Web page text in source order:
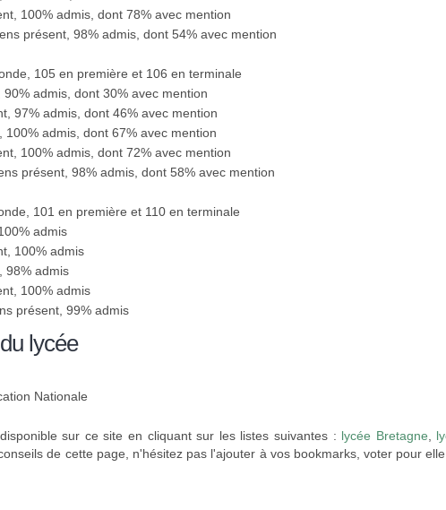
100% admis, dont 78% avec mention
présent, 98% admis, dont 54% avec mention
105 en première et 106 en terminale
admis, dont 30% avec mention
97% admis, dont 46% avec mention
100% admis, dont 67% avec mention
100% admis, dont 72% avec mention
présent, 98% admis, dont 58% avec mention
101 en première et 110 en terminale
admis
100% admis
98% admis
100% admis
présent, 99% admis
lycée
Nationale
sur ce site en cliquant sur les listes suivantes : lycée Bretagne
de cette page, n'hésitez pas l'ajouter à vos bookmarks, voter pour